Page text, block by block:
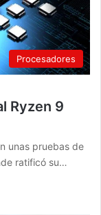
Procesadores
Ryzen 9
unas pruebas de
ratificó su…